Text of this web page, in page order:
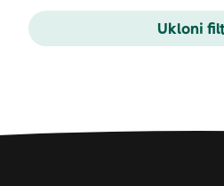
Ukloni